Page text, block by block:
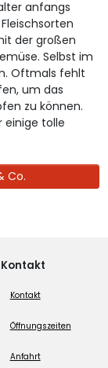
anfangs
der großen
Selbst im
Oftmals fehlt
um das
zu können.
einige tolle
Co.
Kontakt
Kontakt
Öffnungszeiten
Anfahrt